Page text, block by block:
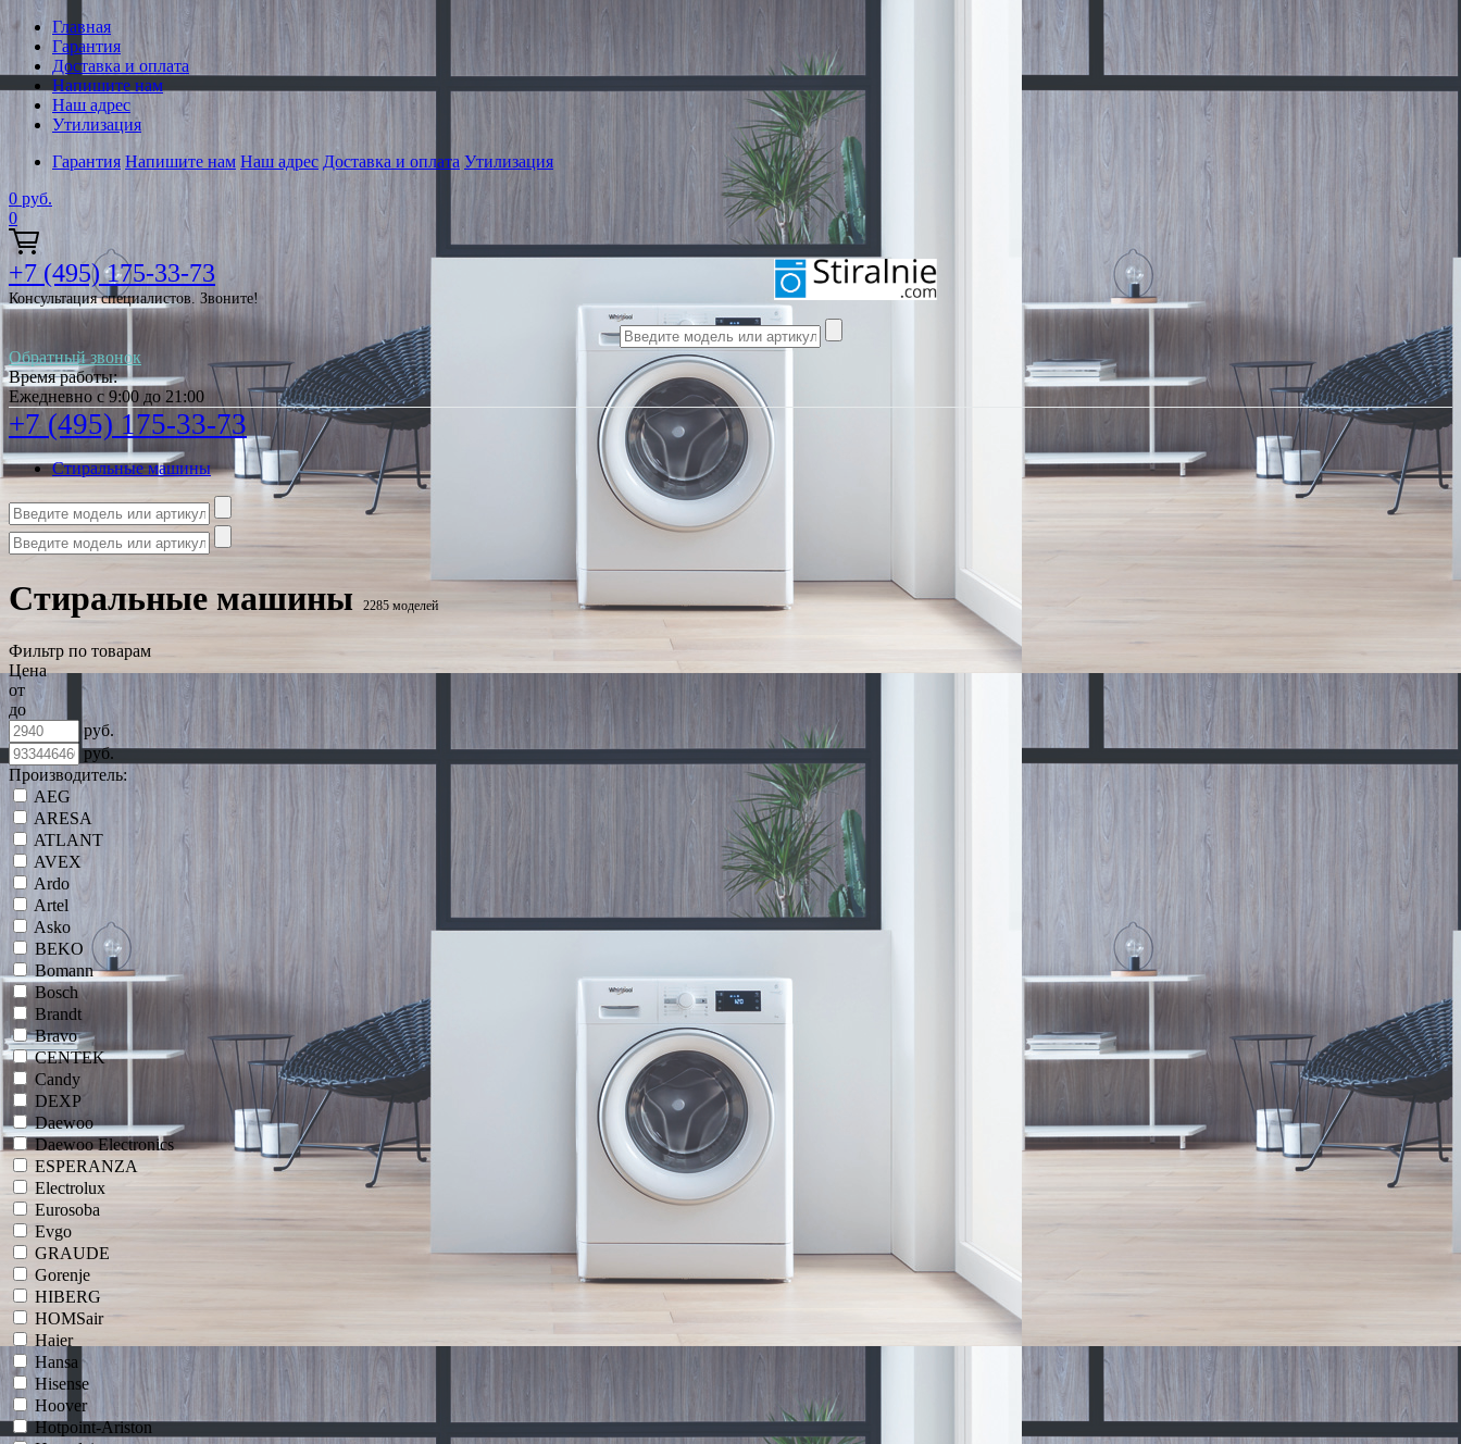
Главная
Гарантия
Доставка и оплата
Напишите нам
Наш адрес
Утилизация
Гарантия Напишите нам Наш адрес Доставка и оплата Утилизация
0 руб.
0
+7 (495) 175-33-73
Консультация специалистов. Звоните!
Обратный звонок
Время работы:
Ежедневно с 9:00 до 21:00
+7 (495) 175-33-73
Стиральные машины
Стиральные машины 2285 моделей
Фильтр по товарам
Цена
от
до
руб.
руб.
Производитель:
AEG
ARESA
ATLANT
AVEX
Ardo
Artel
Asko
BEKO
Bomann
Bosch
Brandt
Bravo
CENTEK
Candy
DEXP
Daewoo
Daewoo Electronics
ESPERANZA
Electrolux
Eurosoba
Evgo
GRAUDE
Gorenje
HIBERG
HOMSair
Haier
Hansa
Hisense
Hoover
Hotpoint-Ariston